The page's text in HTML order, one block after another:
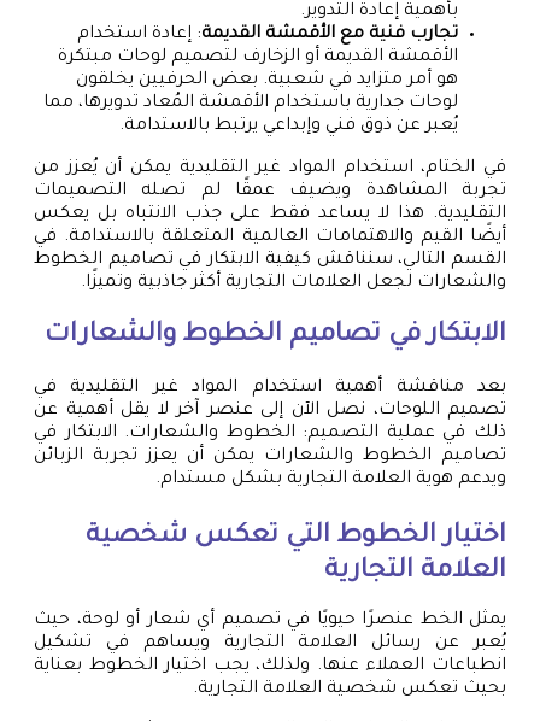
بأهمية إعادة التدوير.
تجارب فنية مع الأقمشة القديمة: إعادة استخدام
الأقمشة القديمة أو الزخارف لتصميم لوحات مبتكرة
هو أمر متزايد في شعبية. بعض الحرفيين يخلقون
لوحات جدارية باستخدام الأقمشة المُعاد تدويرها، مما
يُعبر عن ذوق فني وإبداعي يرتبط بالاستدامة.
في الختام، استخدام المواد غير التقليدية يمكن أن يُعزز من
تجربة المشاهدة ويضيف عمقًا لم تصله التصميمات
التقليدية. هذا لا يساعد فقط على جذب الانتباه بل يعكس
أيضًا القيم والاهتمامات العالمية المتعلقة بالاستدامة. في
القسم التالي، سنناقش كيفية الابتكار في تصاميم الخطوط
والشعارات لجعل العلامات التجارية أكثر جاذبية وتميزًا.
الابتكار في تصاميم الخطوط والشعارات
بعد مناقشة أهمية استخدام المواد غير التقليدية في
تصميم اللوحات، نصل الآن إلى عنصر آخر لا يقل أهمية عن
ذلك في عملية التصميم: الخطوط والشعارات. الابتكار في
تصاميم الخطوط والشعارات يمكن أن يعزز تجربة الزبائن
ويدعم هوية العلامة التجارية بشكل مستدام.
اختيار الخطوط التي تعكس شخصية
العلامة التجارية
يمثل الخط عنصرًا حيويًا في تصميم أي شعار أو لوحة، حيث
يُعبر عن رسائل العلامة التجارية ويساهم في تشكيل
انطباعات العملاء عنها. ولذلك، يجب اختيار الخطوط بعناية
بحيث تعكس شخصية العلامة التجارية.